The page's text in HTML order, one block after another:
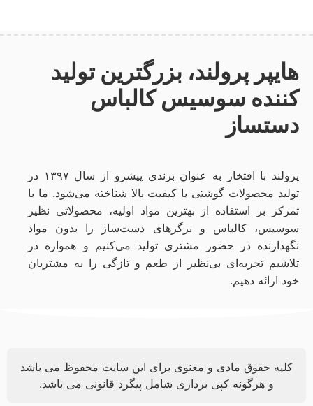
هایپر پرولند، بزرگترین تولید
کننده سوسیس کالباس
دستساز
پرولند با افتخار به عنوان برندی پیشرو از سال ۱۳۹۷ در
تولید محصولات گوشتی با کیفیت بالا شناخته می‌شود. ما با
تمرکز بر استفاده از بهترین مواد اولیه، محصولاتی نظیر
سوسیس، کالباس و برگرهای دست‌ساز را بدون مواد
نگهدارنده در حضور مشتری تولید می‌کنیم و همواره در
تلاشیم تجربه‌ای بی‌نظیر از طعم و تازگی را به مشتریان
خود ارائه دهیم.
کلیه حقوق مادی و معنوی برای این سایت محفوظ می باشد
و هرگونه کپی برداری شامل پیگرد قانونی می باشد.